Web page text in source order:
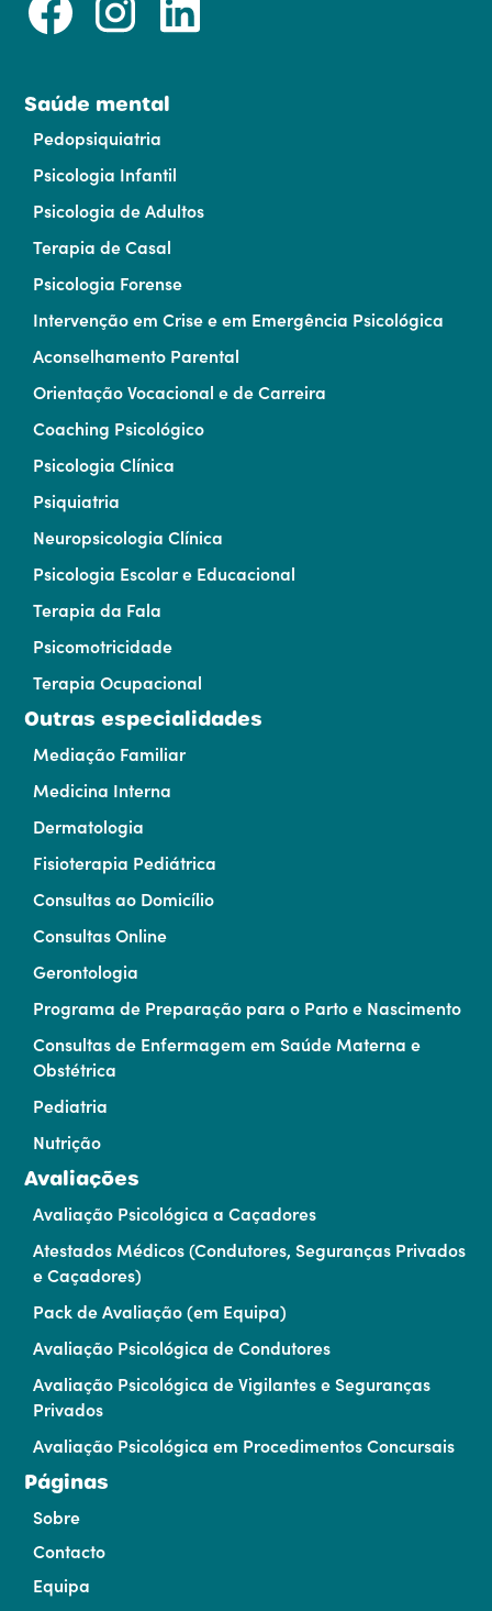
Saúde mental
Pedopsiquiatria
Psicologia Infantil
Psicologia de Adultos
Terapia de Casal
Psicologia Forense
Intervenção em Crise e em Emergência Psicológica
Aconselhamento Parental
Orientação Vocacional e de Carreira
Coaching Psicológico
Psicologia Clínica
Psiquiatria
Neuropsicologia Clínica
Psicologia Escolar e Educacional
Terapia da Fala
Psicomotricidade
Terapia Ocupacional
Outras especialidades
Mediação Familiar
Medicina Interna
Dermatologia
Fisioterapia Pediátrica
Consultas ao Domicílio
Consultas Online
Gerontologia
Programa de Preparação para o Parto e Nascimento
Consultas de Enfermagem em Saúde Materna e
Obstétrica
Pediatria
Nutrição
Avaliações
Avaliação Psicológica a Caçadores
Atestados Médicos (Condutores, Seguranças Privados
e Caçadores)
Pack de Avaliação (em Equipa)
Avaliação Psicológica de Condutores
Avaliação Psicológica de Vigilantes e Seguranças
Privados
Avaliação Psicológica em Procedimentos Concursais
Páginas
Sobre
Contacto
Equipa